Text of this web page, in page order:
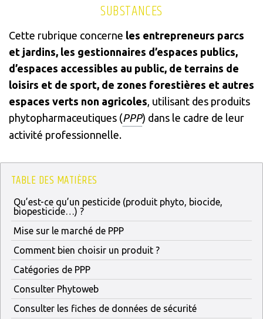
SUBSTANCES
Cette rubrique concerne les entrepreneurs parcs
et jardins, les gestionnaires d’espaces publics,
d’espaces accessibles au public, de terrains de
loisirs et de sport, de zones forestières et autres
espaces verts non agricoles , utilisant des produits
phytopharmaceutiques (PPP) dans le cadre de leur
activité professionnelle.
TABLE DES MATIÈRES
Qu’est-ce qu’un pesticide (produit phyto, biocide,
biopesticide…) ?
Mise sur le marché de PPP
Comment bien choisir un produit ?
Catégories de PPP
Consulter Phytoweb
Consulter les fiches de données de sécurité